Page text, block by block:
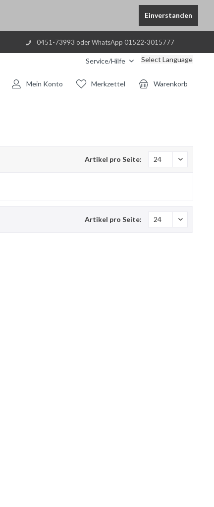
Einverstanden
0451-73993 oder WhatsApp 01522-3015777
Service/Hilfe Select Language
Warenkorb
Merkzettel
Mein Konto
Artikel pro Seite:
Artikel pro Seite: